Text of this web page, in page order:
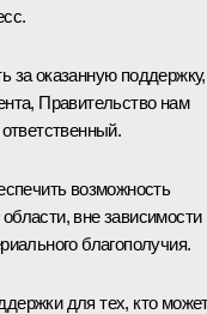
за оказанную поддержку,
Правительство нам
возможность
вне зависимости
благополучия.
для тех, кто